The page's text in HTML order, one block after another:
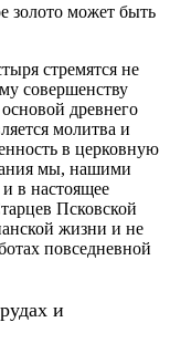
золото может быть
стремятся не
совершенству
древнего
молитва и
в церковную
мы, нашими
в настоящее
Псковской
жизни и не
повседневной
и